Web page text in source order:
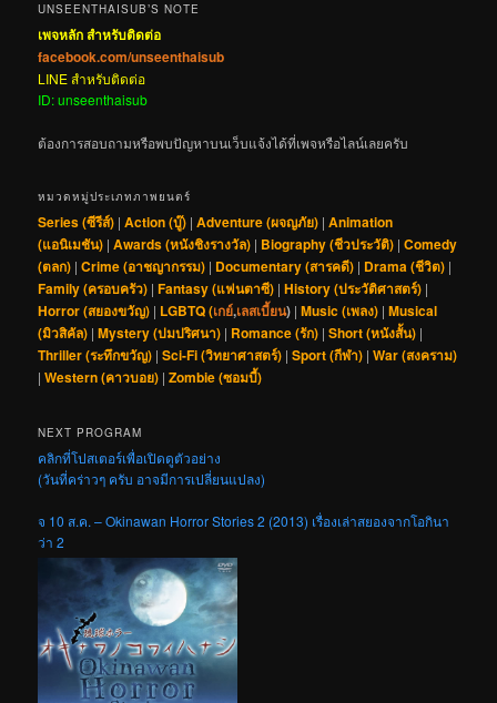
UNSEENTHAISUB’S NOTE
เพจหลัก สำหรับติดต่อ
facebook.com/unseenthaisub
LINE สำหรับติดต่อ
ID: unseenthaisub
ต้องการสอบถามหรือพบปัญหาบนเว็บแจ้งได้ที่เพจหรือไลน์เลยครับ
หมวดหมู่ประเภทภาพยนตร์
Series (ซีรีส์) |Action (บู๊) |Adventure (ผจญภัย) |Animation
(แอนิเมชัน) |Awards (หนังชิงรางวัล) | Biography (ชีวประวัติ) |Comedy
(ตลก) |Crime (อาชญากรรม) | Documentary (สารคดี) | Drama (ชีวิต) |
Family (ครอบครัว) |Fantasy (แฟนตาซี) |History (ประวัติศาสตร์) |
Horror (สยองขวัญ) | LGBTQ (เกย์,เลสเบี้ยน) |Music (เพลง) |Musical
(มิวสิคัล) |Mystery (ปมปริศนา) | Romance (รัก) |Short (หนังสั้น) |
Thriller (ระทึกขวัญ) |Sci-Fi (วิทยาศาสตร์) |Sport (กีฬา) |War (สงคราม)
|Western (คาวบอย) |Zombie (ซอมบี้)
NEXT PROGRAM
คลิกที่โปสเตอร์เพื่อเปิดดูตัวอย่าง
(วันที่คร่าวๆ ครับ อาจมีการเปลี่ยนแปลง)
จ 10 ส.ค. – Okinawan Horror Stories 2 (2013) เรื่องเล่าสยองจากโอกินา
ว่า 2